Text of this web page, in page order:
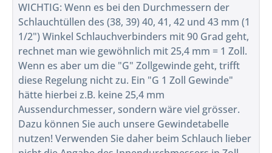
WICHTIG: Wenn es bei den Durchmessern der
Schlauchtüllen des (38, 39) 40, 41, 42 und 43 mm (1
1/2") Winkel Schlauchverbinders mit 90 Grad geht,
rechnet man wie gewöhnlich mit 25,4 mm = 1 Zoll.
Wenn es aber um die "G" Zollgewinde geht, trifft
diese Regelung nicht zu. Ein "G 1 Zoll Gewinde"
hätte hierbei z.B. keine 25,4 mm
Aussendurchmesser, sondern wäre viel grösser.
Dazu können Sie auch unsere Gewindetabelle
nutzen! Verwenden Sie daher beim Schlauch lieber